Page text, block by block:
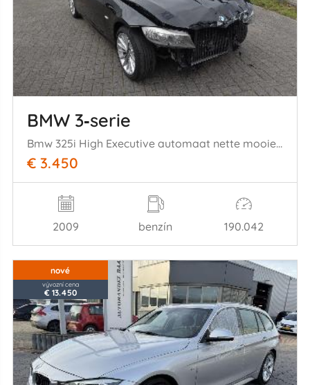
BMW 3‑serie
Bmw 325i High Executive automaat nette mooie auto!
€ 3.450
2009 benzín 190.042
nové
vývozní cena
€ 13.450